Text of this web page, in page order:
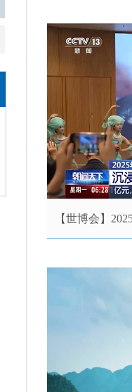
【世博会】